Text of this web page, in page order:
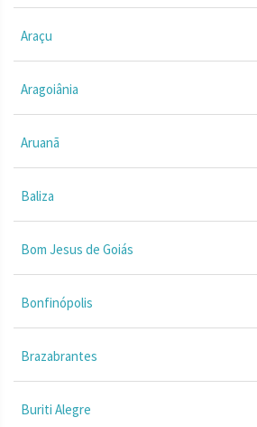
Araçu
Aragoiânia
Aruanã
Baliza
Bom Jesus de Goiás
Bonfinópolis
Brazabrantes
Buriti Alegre